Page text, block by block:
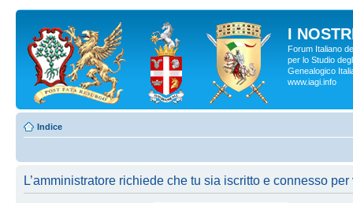
I
Forum Italiano
per lo Studio
Genealogico
www.iagi.info
Indice
L’amministratore richiede che tu sia iscritto e connesso